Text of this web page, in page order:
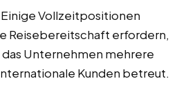
Einige Vollzeitpositionen
Reisebereitschaft erfordern,
Unternehmen mehrere
Kunden betreut.